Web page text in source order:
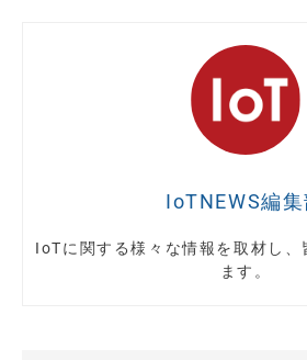
IoTNEWS編集
IoTに関する様々な情報を取材し、
ます。